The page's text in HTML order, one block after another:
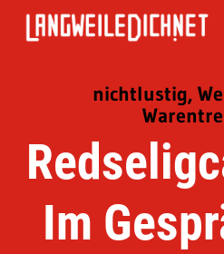
nichtlustig,
Im